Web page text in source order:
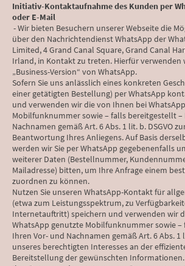
Initiativ-Kontaktaufnahme des Kunden per
oder E-Mail
- Wir bieten Besuchern unserer Webseite die
über den Nachrichtendienst WhatsApp der
Limited, 4 Grand Canal Square, Grand Canal
Irland, in Kontakt zu treten. Hierfür verwenden
„Business-Version“ von WhatsApp.
Sofern Sie uns anlässlich eines konkreten
einer getätigten Bestellung) per WhatsApp
und verwenden wir die von Ihnen bei
Mobilfunknummer sowie – falls bereitgestellt –
Nachnamen gemäß Art. 6 Abs. 1 lit. b. DSGVO
Beantwortung Ihres Anliegens. Auf Basis
werden wir Sie per WhatsApp gegebenenfalls
weiterer Daten (Bestellnummer,
Mailadresse) bitten, um Ihre Anfrage einem
zuordnen zu können.
Nutzen Sie unseren WhatsApp-Kontakt für
(etwa zum Leistungsspektrum, zu
Internetauftritt) speichern und verwenden wir
WhatsApp genutzte Mobilfunknummer sowie
Ihren Vor- und Nachnamen gemäß Art. 6 Abs. 1
unseres berechtigten Interesses an der
Bereitstellung der gewünschten Informationen.